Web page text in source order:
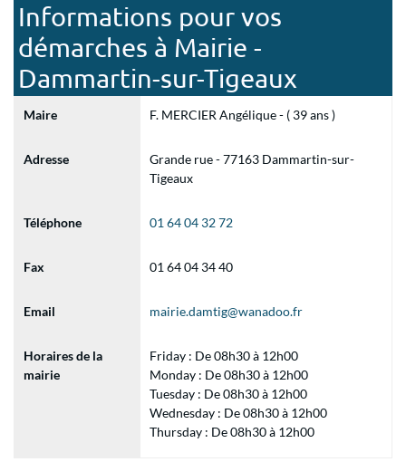
Informations pour vos
démarches à Mairie -
Dammartin-sur-Tigeaux
Maire F. MERCIER Angélique - ( 39 ans )
Adresse
Grande rue - 77163 Dammartin-sur-
Tigeaux
Téléphone 01 64 04 32 72
Fax 01 64 04 34 40
Email mairie.damtig@wanadoo.fr
Horaires de la
mairie
Friday : De 08h30 à 12h00
Monday : De 08h30 à 12h00
Tuesday : De 08h30 à 12h00
Wednesday : De 08h30 à 12h00
Thursday : De 08h30 à 12h00